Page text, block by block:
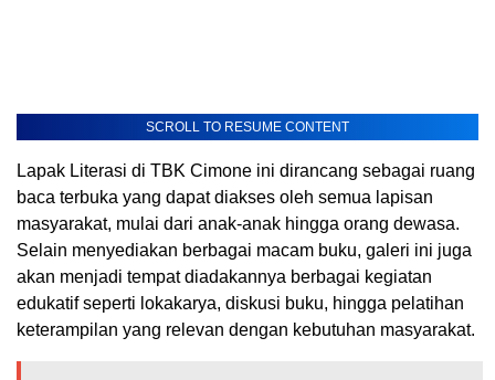
SCROLL TO RESUME CONTENT
Lapak Literasi di TBK Cimone ini dirancang sebagai ruang
baca terbuka yang dapat diakses oleh semua lapisan
masyarakat, mulai dari anak-anak hingga orang dewasa.
Selain menyediakan berbagai macam buku, galeri ini juga
akan menjadi tempat diadakannya berbagai kegiatan
edukatif seperti lokakarya, diskusi buku, hingga pelatihan
keterampilan yang relevan dengan kebutuhan masyarakat.